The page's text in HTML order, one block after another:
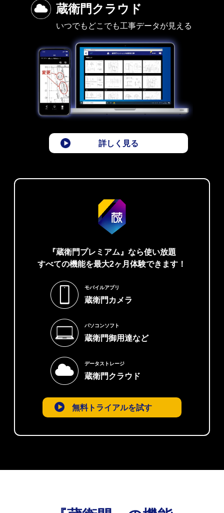
蔵衛門クラウド
いつでもどこでも工事データが見える
詳しく見る
『蔵衛門プレミアム』なら使い放題
すべての機能を最大2ヶ月体験できます！
モバイルアプリ
蔵衛門カメラ
パソコンソフト
蔵衛門御用達など
データストレージ
蔵衛門クラウド
無料トライアルを試す